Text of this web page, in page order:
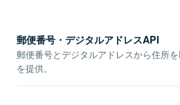
郵便番号・デジタルアドレスAPI
郵便番号とデジタルアドレスから住所
を提供。